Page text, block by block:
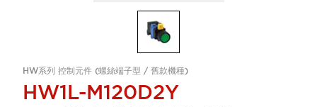
HW系列 控制元件 (螺絲端子型 / 舊款機種)
HW1L-M120D2Y